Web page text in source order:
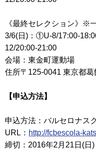
《最終セレクション》※
3/6(日)：①U-8/17:00-
12/20:00-21:00
会場：東金町運動場
住所〒125-0041 東京都
【申込方法】
申込方法：バルセロナス
URL： http://fcbescola-
締切：2016年2月21日(日